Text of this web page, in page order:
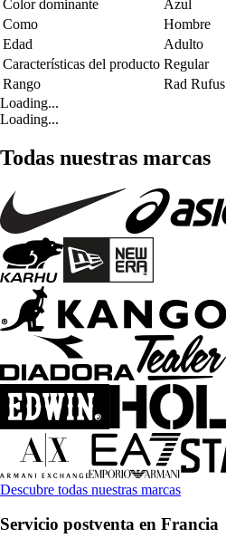
Color dominante
Azul
Como
Hombre
Edad
Adulto
Características del producto Regular
Rango
Rad Rufus
Loading...
Loading...
Todas nuestras marcas
Descubre todas nuestras marcas
Servicio postventa en Francia